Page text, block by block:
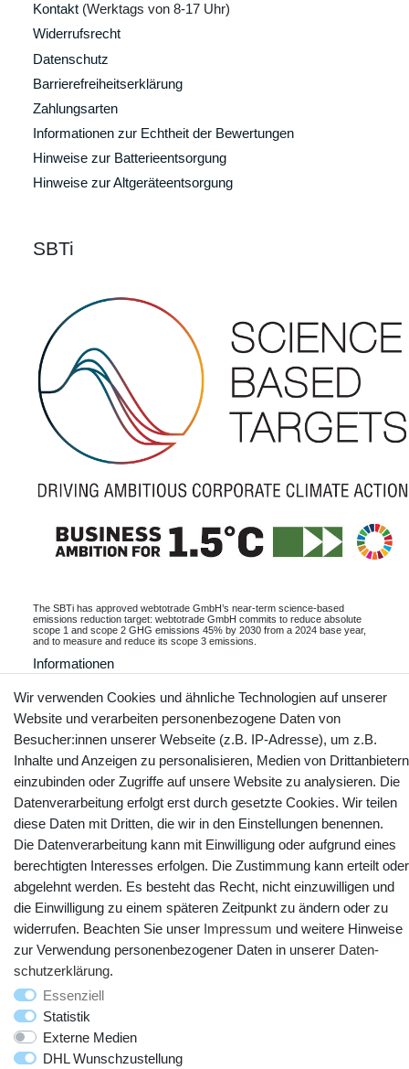
Kontakt (Werktags von 8-17 Uhr)
Widerrufsrecht
Datenschutz
Barrierefreiheitserklärung
Zahlungsarten
Informationen zur Echtheit der Bewertungen
Hinweise zur Batterieentsorgung
Hinweise zur Altgeräteentsorgung
SBTi
The SBTi has approved webtotrade GmbH’s near-term science-based
emissions reduction target: webtotrade GmbH commits to reduce absolute
scope 1 and scope 2 GHG emissions 45% by 2030 from a 2024 base year,
and to measure and reduce its scope 3 emissions.
Informationen
Vertrag widerrufen Kontakt
YouTube Facebook Instagram
© Copyright 2025 webtotrade GmbH. Alle Rechte vorbehalten.
Wir verwenden Cookies und ähnliche Technologien auf unserer
Website und verarbeiten personenbezogene Daten von
Besucher:innen unserer Webseite (z.B. IP-Adresse), um z.B.
Inhalte und Anzeigen zu personalisieren, Medien von Drittanbietern
einzubinden oder Zugriffe auf unsere Website zu analysieren. Die
Datenverarbeitung erfolgt erst durch gesetzte Cookies. Wir teilen
diese Daten mit Dritten, die wir in den Einstellungen benennen.
Die Datenverarbeitung kann mit Einwilligung oder aufgrund eines
berechtigten Interesses erfolgen. Die Zustimmung kann erteilt oder
abgelehnt werden. Es besteht das Recht, nicht einzuwilligen und
die Einwilligung zu einem späteren Zeitpunkt zu ändern oder zu
widerrufen. Beachten Sie unser Impressum und weitere Hinweise
zur Verwendung personenbezogener Daten in unserer Daten­
schutz­erklärung.
Essenziell
Statistik
Externe Medien
DHL Wunschzustellung